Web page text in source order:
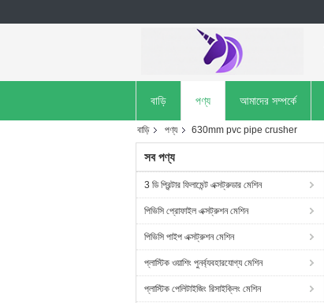
বাড়ি পণ্য আমাদের সম্পর্কে
বাড়ি পণ্য 630mm pvc pipe crusher
সব পণ্য
3 ডি প্রিন্টার ফিলামেন্ট এক্সট্রুডার মেশিন
পিভিসি প্রোফাইল এক্সট্রুশন মেশিন
পিভিসি পাইপ এক্সট্রুশন মেশিন
প্লাস্টিক ওয়াশিং পুনর্ব্যবহারযোগ্য মেশিন
প্লাস্টিক পেলিটাইজিং রিসাইক্লিং মেশিন